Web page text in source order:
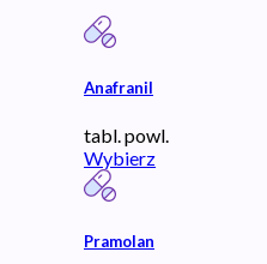
Anafranil
tabl. powl.
Wybierz
Pramolan